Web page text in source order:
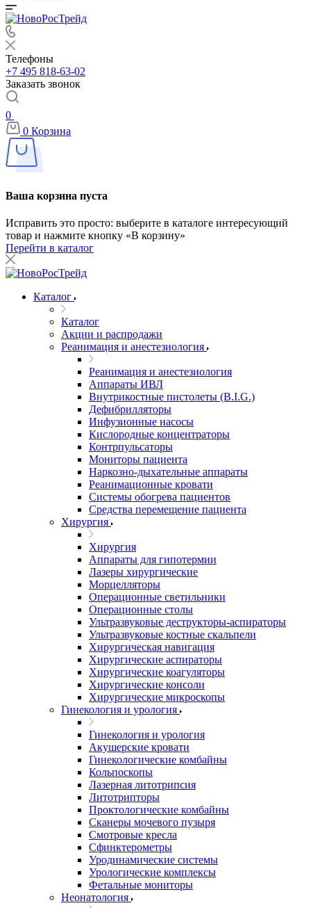
Телефоны
+7 495 818-63-02
Заказать звонок
0
0 Корзина
Ваша корзина пуста
Исправить это просто: выберите в каталоге интересующий
товар и нажмите кнопку «В корзину»
Перейти в каталог
Каталог
Каталог
Акции и распродажи
Реанимация и анестезиология
Реанимация и анестезиология
Аппараты ИВЛ
Внутрикостные пистолеты (B.I.G.)
Дефибрилляторы
Инфузионные насосы
Кислородные концентраторы
Контрпульсаторы
Мониторы пациента
Наркозно-дыхательные аппараты
Реанимационные кровати
Системы обогрева пациентов
Средства перемещение пациента
Хирургия
Хирургия
Аппараты для гипотермии
Лазеры хирургические
Морцелляторы
Операционные светильники
Операционные столы
Ультразвуковые деструкторы-аспираторы
Ультразвуковые костные скальпели
Хирургическая навигация
Хирургические аспираторы
Хирургические коагуляторы
Хирургические консоли
Хирургические микроскопы
Гинекология и урология
Гинекология и урология
Акушерские кровати
Гинекологические комбайны
Кольпоскопы
Лазерная литотрипсия
Литотрипторы
Проктологические комбайны
Сканеры мочевого пузыря
Смотровые кресла
Сфинктерометры
Уродинамические системы
Урологические комплексы
Фетальные мониторы
Неонатология